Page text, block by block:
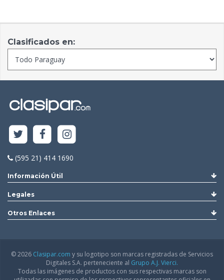
Clasificados en:
(595 21) 414 1690
Información Útil
Legales
Otros Enlaces
© 2026 Clasipar.com y su logotipo son marcas registradas de Servicios
Digitales S.A. perteneciente al Grupo A.J. Vierci.
Todas las imágenes de productos con sus respectivas marcas son